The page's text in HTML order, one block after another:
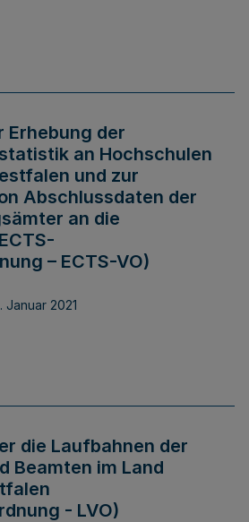
Erhebung der
an Hochschulen
und zur
Abschlussdaten der
an die
– ECTS-VO)
Januar 2021
die Laufbahnen der
Beamten im Land
- LVO)